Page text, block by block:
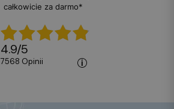
całkowicie za darmo*
4.9/5
7568 opinii